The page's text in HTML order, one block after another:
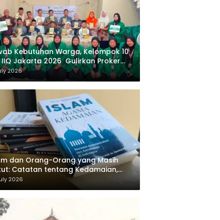
Kebutuhan Warga, Kelompok 10
IIQ Jakarta 2026 Gulirkan Proker
Al-Qur’an di Sukamanah
2026
dan Orang-Orang yang Masih
Catatan tentang Kedamaian,
dan Negara dalam
Masykuri Abdillah
2026